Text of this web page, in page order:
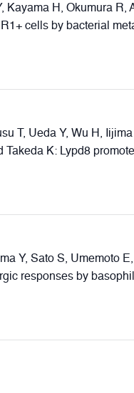
Kayama H, Okumura R,
cells by bacterial
T, Ueda Y, Wu H,
Takeda K: Lypd8
Y, Sato S, Umemoto
responses by